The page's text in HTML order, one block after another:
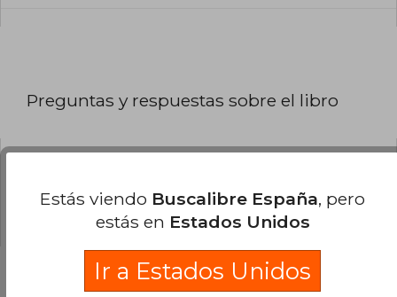
Preguntas y respuestas sobre el libro
sesiónpara poder agregar tu propia pregunta.
Estás viendo Buscalibre España, pero
estás en Estados Unidos
Ir a Estados Unidos